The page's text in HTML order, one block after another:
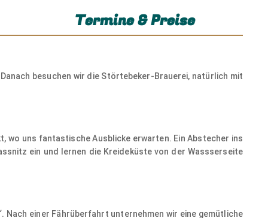
Termine & Preise
besuchen wir die Störtebeker-Brauerei, natürlich mit
wo uns fantastische Ausblicke erwarten. Ein Abstecher ins
ein und lernen die Kreideküste von der Wassserseite
Nach einer Fährüberfahrt unternehmen wir eine gemütliche